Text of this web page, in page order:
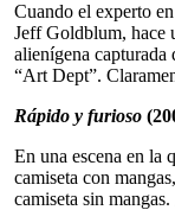
Cuando el experto
Jeff Goldblum, hace
alienígena capturada
“Art Dept”.
Rápido y furioso
En una escena en la
camiseta con
camiseta sin